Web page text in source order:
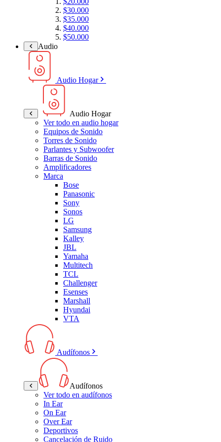
$30.000
$35.000
$40.000
$50.000
Audio
Audio Hogar
Audio Hogar
Ver todo en audio hogar
Equipos de Sonido
Torres de Sonido
Parlantes y Subwoofer
Barras de Sonido
Amplificadores
Marca
Bose
Panasonic
Sony
Sonos
LG
Samsung
Kalley
JBL
Yamaha
Multitech
TCL
Challenger
Esenses
Marshall
Hyundai
VTA
Audífonos
Audífonos
Ver todo en audífonos
In Ear
On Ear
Over Ear
Deportivos
Cancelación de Ruido